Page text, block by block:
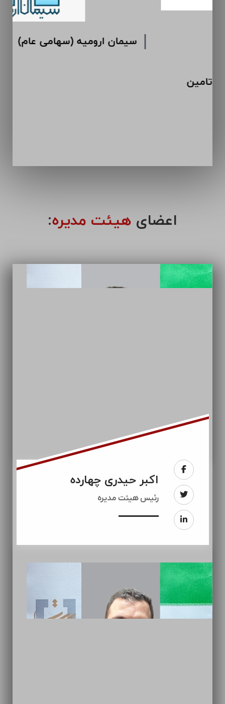
شرکت سرمایه گذاری سیمان تامین
اعضای هیئت مدیره:
اکبر حیدری چهارده
رئيس هیئت مدیره